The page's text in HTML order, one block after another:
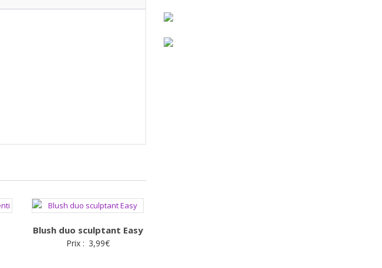
Blush duo sculptant Easy
Prix : 3,99€